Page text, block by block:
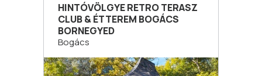
HINTÓVÖLGYE RETRO TERASZ
CLUB & ÉTTEREM BOGÁCS
BORNEGYED
Bogács